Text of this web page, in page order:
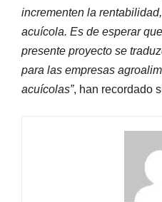
incrementen la
acuícola. Es de esperar
presente proyecto se
para las empresas
acuícolas”, han recordado